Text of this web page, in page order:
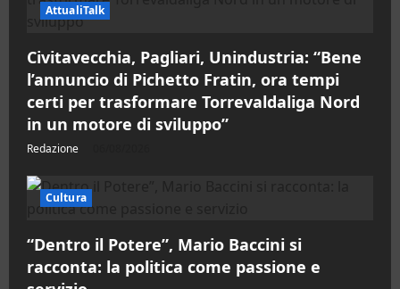
AttualiTalk
Civitavecchia, Pagliari, Unindustria: “Bene
l’annuncio di Pichetto Fratin, ora tempi
certi per trasformare Torrevaldaliga Nord
in un motore di sviluppo”
Redazione
Cultura
“Dentro il Potere”, Mario Baccini si
racconta: la politica come passione e